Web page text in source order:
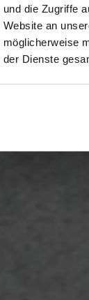
und die Zugriffe
Website an
möglicherweise
der Dienste